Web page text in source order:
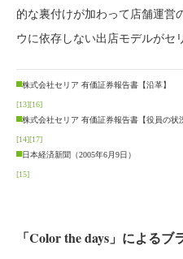
的な裏付けが加わって店舗運営
ウに依存しない出店モデルがセ
株式会社セリア 有価証券報告書【沿革】
[13][16]
株式会社セリア 有価証券報告書【役員の状
[14][17]
日本経済新聞（2005年6月9日）
[15]
「Color the days」による